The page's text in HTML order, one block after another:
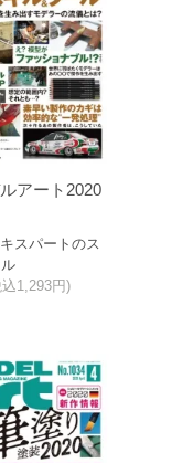
アート2020
スパートのス
1,293円)